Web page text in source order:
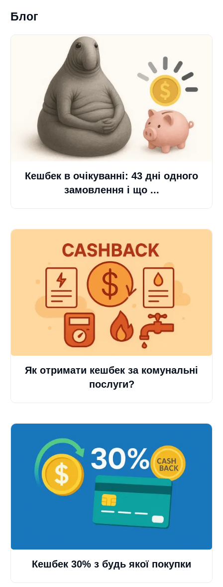
Блог
Кешбек в очікуванні: 43 дні одного
замовлення і що ...
Як отримати кешбек за комунальні
послуги?
Кешбек 30% з будь якої покупки